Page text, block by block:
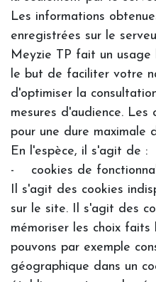
Les informations
enregistrées sur le
Meyzie TP fait un
le but de faciliter votre
d'optimiser la
mesures d'audience. Les
pour une dure maximale
En l'espèce, il s'agit de :
- cookies de
Il s'agit des cookies
sur le site. Il s'agit des
mémoriser les choix
pouvons par exemple
géographique dans un